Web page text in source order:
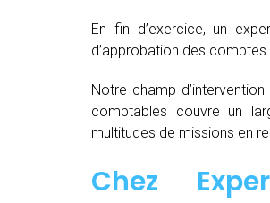
En fin d’exercice, un
d’approbation des comptes.
Notre champ
comptables couvre un
multitudes de missions en
Chez